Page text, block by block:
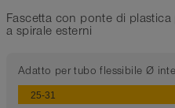
Fascetta con ponte di
a spirale esterni
Adatto per tubo flessibile Ø